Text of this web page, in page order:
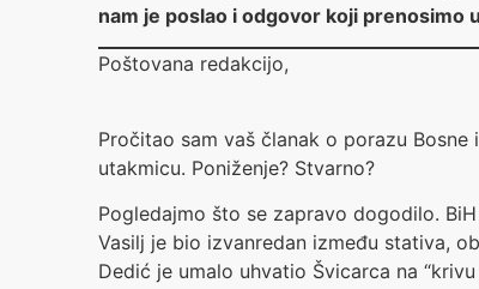
nam je poslao i odgovor koji prenosimo
Poštovana redakcijo,
Pročitao sam vaš članak o porazu
utakmicu. Poniženje? Stvarno?
Pogledajmo što se zapravo dogodilo.
Vasilj je bio izvanredan između stativa,
Dedić je umalo uhvatio Švicarca na